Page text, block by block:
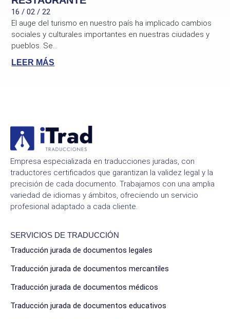
16 / 02 / 22
El auge del turismo en nuestro país ha implicado cambios
sociales y culturales importantes en nuestras ciudades y
pueblos. Se...
LEER MÁS
Empresa especializada en traducciones juradas, con
traductores certificados que garantizan la validez legal y la
precisión de cada documento. Trabajamos con una amplia
variedad de idiomas y ámbitos, ofreciendo un servicio
profesional adaptado a cada cliente.
SERVICIOS DE TRADUCCIÓN
Traducción jurada de documentos legales
Traducción jurada de documentos mercantiles
Traducción jurada de documentos médicos
Traducción jurada de documentos educativos